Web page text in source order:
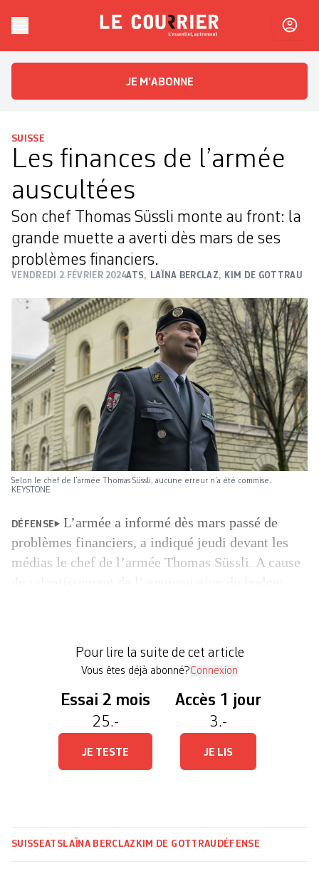
Le CourrierL'essentiel, autrement
JE M'ABONNE
SUISSE
Les finances de l’armée
auscultées
Son chef Thomas Süssli monte au front: la
grande muette a averti dès mars de ses
problèmes financiers.
VENDREDI 2 FÉVRIER 2024ATS, LAÏNA BERCLAZ, KIM DE GOTTRAU
Selon le chef de l’armée Thomas Süssli, aucune erreur n’a été commise.
KEYSTONE
DÉFENSE
L’armée a informé dès mars passé de
problèmes financiers, a indiqué jeudi devant les
médias le chef de l’armée Thomas Süssli. A cause
budget […]
Pour lire la suite de cet article
Vous êtes déjà abonné?Connexion
Essai 2 mois
25.-
JE TESTE
Accès 1 jour
3.-
JE LIS
SUISSEATS LAÏNA BERCLAZ KIM DE GOTTRAU DÉFENSE